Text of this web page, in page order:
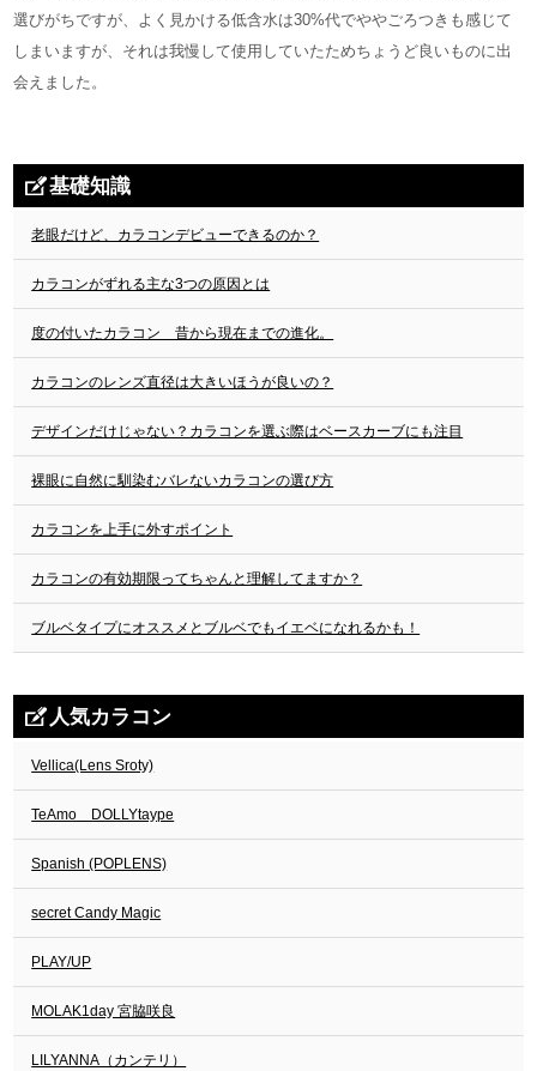
選びがちですが、よく見かける低含水は30%代でややごろつきも感じて
しまいますが、それは我慢して使用していたためちょうど良いものに出
会えました。
基礎知識
老眼だけど、カラコンデビューできるのか？
カラコンがずれる主な3つの原因とは
度の付いたカラコン 昔から現在までの進化。
カラコンのレンズ直径は大きいほうが良いの？
デザインだけじゃない？カラコンを選ぶ際はベースカーブにも注目
裸眼に自然に馴染むバレないカラコンの選び方
カラコンを上手に外すポイント
カラコンの有効期限ってちゃんと理解してますか？
ブルベタイプにオススメとブルベでもイエベになれるかも！
人気カラコン
Vellica(Lens Sroty)
TeAmo DOLLYtaype
Spanish (POPLENS)
secret Candy Magic
PLAY/UP
MOLAK1day 宮脇咲良
LILYANNA（カンテリ）